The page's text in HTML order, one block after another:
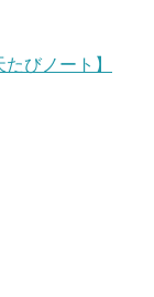
びノート】